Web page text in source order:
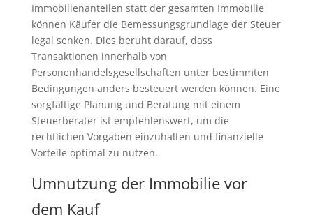
Immobilienanteilen statt der gesamten Immobilie
können Käufer die Bemessungsgrundlage der Steuer
legal senken. Dies beruht darauf, dass
Transaktionen innerhalb von
Personenhandelsgesellschaften unter bestimmten
Bedingungen anders besteuert werden können. Eine
sorgfältige Planung und Beratung mit einem
Steuerberater ist empfehlenswert, um die
rechtlichen Vorgaben einzuhalten und finanzielle
Vorteile optimal zu nutzen.
Umnutzung der Immobilie vor
dem Kauf